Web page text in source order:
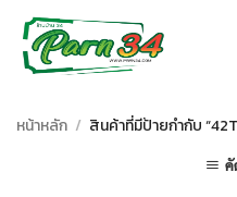
content
หน้าหลัก / สินค้าที่มีป้ายกำกับ
คั